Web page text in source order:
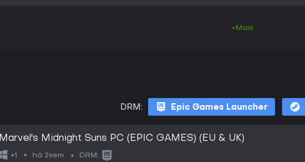
+Mais
DRM: Epic Games Launcher
Marvel's Midnight Suns PC (EPIC GAMES) (EU & UK)
+1 há 2sem DRM: